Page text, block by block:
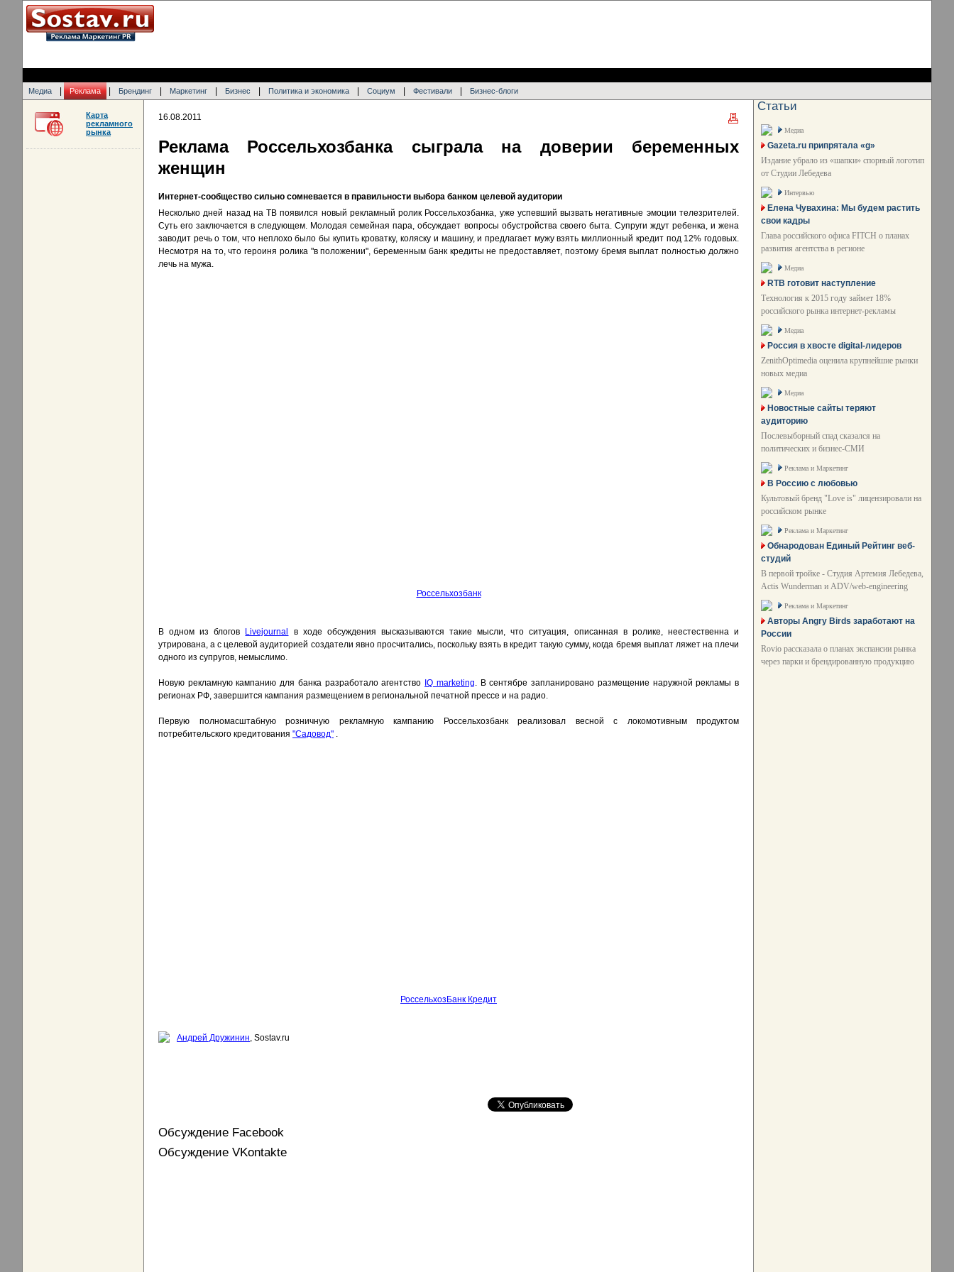
Медиа Реклама Брендинг Маркетинг Бизнес Политика и экономика Социум Фестивали Бизнес-блоги
16.08.2011
Реклама Россельхозбанка сыграла на доверии беременных
женщин
Интернет-сообщество сильно сомневается в правильности выбора банком целевой аудитории
Несколько дней назад на ТВ появился новый рекламный ролик Россельхозбанка, уже успевший вызвать негативные эмоции телезрителей.
Суть его заключается в следующем. Молодая семейная пара, обсуждает вопросы обустройства своего быта. Супруги ждут ребенка, и жена
заводит речь о том, что неплохо было бы купить кроватку, коляску и машину, и предлагает мужу взять миллионный кредит под 12% годовых.
Несмотря на то, что героиня ролика "в положении", беременным банк кредиты не предоставляет, поэтому бремя выплат полностью должно
лечь на мужа.
Россельхозбанк
В одном из блогов Livejournal
в ходе обсуждения высказываются такие мысли, что ситуация, описанная в ролике, неестественна и
утрирована, а с целевой аудиторией создатели явно просчитались, поскольку взять в кредит такую сумму, когда бремя выплат ляжет на плечи
одного из супругов, немыслимо.
Новую рекламную кампанию для банка разработало агентство IQ marketing. В сентябре запланировано размещение наружной рекламы в
регионах РФ, завершится кампания размещением в региональной печатной прессе и на радио.
Первую полномасштабную розничную рекламную кампанию Россельхозбанк реализовал весной с локомотивным продуктом
потребительского кредитования "Садовод" .
РоссельхозБанк Кредит
Андрей Дружинин, Sostav.ru
Обсуждение Facebook
Обсуждение VKontakte
Карта
рекламного
рынка
Статьи
Медиа
Gazeta.ru припрятала «g»
Издание убрало из «шапки» спорный логотип
от Студии Лебедева
Интервью
Елена Чувахина: Мы будем растить
свои кадры
Глава российского офиса FITCH о планах
развития агентства в регионе
Медиа
RTB готовит наступление
Технология к 2015 году займет 18%
российского рынка интернет-рекламы
Медиа
Россия в хвосте digital-лидеров
ZenithOptimedia оценила крупнейшие рынки
новых медиа
Медиа
Новостные сайты теряют
аудиторию
Послевыборный спад сказался на
политических и бизнес-СМИ
Реклама и Маркетинг
В Россию с любовью
Культовый бренд "Love is" лицензировали на
российском рынке
Реклама и Маркетинг
Обнародован Единый Рейтинг веб-
студий
В первой тройке - Студия Артемия Лебедева,
Actis Wunderman и ADV/web-engineering
Реклама и Маркетинг
Авторы Angry Birds заработают на
России
Rovio рассказала о планах экспансии рынка
через парки и брендированную продукцию